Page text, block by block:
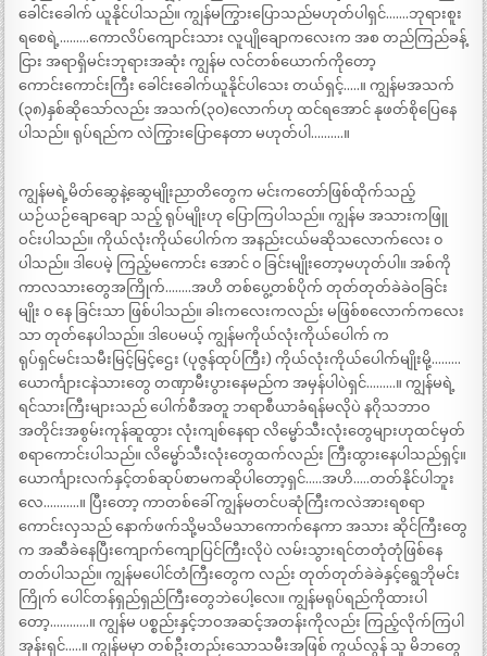
ခေါင်းခေါက် ယူနိုင်ပါသည်။ ကျွန်မကြွားပြောသည်မဟုတ်ပါရှင်…….ဘုရားစူး
ရစေရဲ့………ကောလိပ်ကျောင်းသား လူပျိုချောကလေးက အစ တည်ကြည်ခန့်
ငြား အရာရှိမင်းဘုရားအဆုံး ကျွန်မ လင်တစ်ယောက်ကိုတော့
ကောင်းကောင်းကြီး ခေါင်းခေါက်ယူနိုင်ပါသေး တယ်ရှင့်…..။ ကျွန်မအသက်
(၃၈)နှစ်ဆိုသော်လည်း အသက်(၃၀)လောက်ဟု ထင်ရအောင် နုဖတ်စိုပြေနေ
ပါသည်။ ရုပ်ရည်က လဲကြွားပြောနေတာ မဟုတ်ပါ……….။
ကျွန်မရဲ့မိတ်ဆွေနဲ့ဆွေမျိုးညာတိတွေက မင်းကတော်ဖြစ်ထိုက်သည့်
ယဉ်ယဉ်ချောချော သည့် ရုပ်မျိုးဟု ပြောကြပါသည်။ ကျွန်မ အသားကဖြူ
ဝင်းပါသည်။ ကိုယ်လုံးကိုယ်ပေါက်က အနည်းငယ်မဆိုသလောက်လေး ၀
ပါသည်။ ဒါပေမဲ့ ကြည့်မကောင်း အောင် ၀ ခြင်းမျိုးတော့မဟုတ်ပါ။ အစ်ကို
ကာလသားတွေအကြိုက်……..အဟိ တစ်ပွေ့တစ်ပိုက် တုတ်တုတ်ခဲခဲဝခြင်း
မျိုး ၀ နေ ခြင်းသာ ဖြစ်ပါသည်။ ခါးကလေးကလည်း မဖြစ်စလောက်ကလေး
သာ တုတ်နေပါသည်။ ဒါပေမယ့် ကျွန်မကိုယ်လုံးကိုယ်ပေါက် က
ရုပ်ရှင်မင်းသမီးမြင့်မြင့်ဌေး (ပုဇွန်ထုပ်ကြီး) ကိုယ်လုံးကိုယ်ပေါက်မျိုးမို့………
ယောင်္ကျားငနဲသားတွေ တဏှာမီးပွားနေမည်က အမှန်ပါပဲရှင်………။ ကျွန်မရဲ့
ရင်သားကြီးများသည် ပေါက်စီအတူ ဘရာစီယာခံရန်မလိုပဲ နဂိုသဘာဝ
အတိုင်းအစွမ်းကုန်ဆူထွား လုံးကျစ်နေရာ လိမ္မော်သီးလုံးတွေများဟုထင်မှတ်
စရာကောင်းပါသည်။ လိမ္မော်သီးလုံးတွေထက်လည်း ကြီးထွားနေပါသည်ရှင့်။
ယောင်္ကျားလက်နှင့်တစ်ဆုပ်စာမကဆိုပါတော့ရှင်…..အဟိ…..တတ်နိုင်ပါဘူး
လေ………..။ ပြီးတော့ ကာတစ်ခေါ် ကျွန်မတင်ပဆုံကြီးကလဲအားရစရာ
ကောင်းလှသည် နောက်ဖက်သို့မသိမသာကောက်နေကာ အသား ဆိုင်ကြီးတွေ
က အဆီခဲနေပြီးကျောက်ကျောပြင်ကြီးလိုပဲ လမ်းသွားရင်တတုံတုံဖြစ်နေ
တတ်ပါသည်။ ကျွန်မပေါင်တံကြီးတွေက လည်း တုတ်တုတ်ခဲခဲနှင့်ရွေဘိုမင်း
ကြိုက် ပေါင်တန်ရှည်ရှည်ကြီးတွေဘဲပေါ့လေ။ ကျွန်မရုပ်ရည်ကိုထားပါ
တော့…………။ ကျွန်မ ပစ္စည်းနှင့်ဘဝအဆင့်အတန်းကိုလည်း ကြည့်လိုက်ကြပါ
အုန်းရှင်…..။ ကျွန်မမှာ တစ်ဦးတည်းသောသမီးအဖြစ် ကွယ်လွန် သူ မိဘတွေ